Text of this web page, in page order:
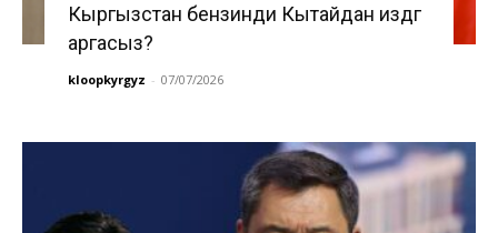
Кыргызстан бензинди Кытайдан издөөгө
аргасыз?
kloopkyrgyz - 07/07/2026